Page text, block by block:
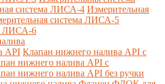
система ЛИСА-4 Измерительная
система ЛИСА-5
ЛИСА-6
API Клапан нижнего налива API с
нижнего налива API с
нижнего налива API без ручки